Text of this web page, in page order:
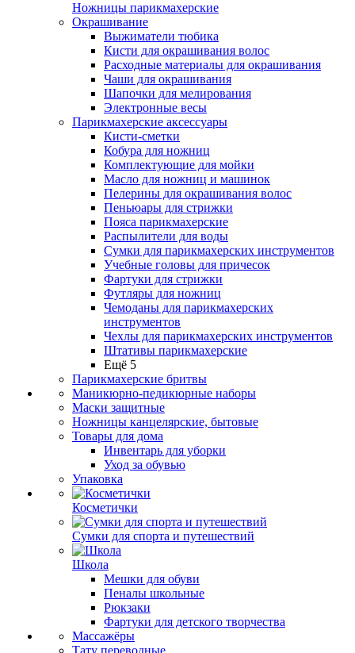
Ножницы парикмахерские
Окрашивание
Выжиматели тюбика
Кисти для окрашивания волос
Расходные материалы для окрашивания
Чаши для окрашивания
Шапочки для мелирования
Электронные весы
Парикмахерские аксессуары
Кисти-сметки
Кобура для ножниц
Комплектующие для мойки
Масло для ножниц и машинок
Пелерины для окрашивания волос
Пеньюары для стрижки
Пояса парикмахерские
Распылители для воды
Сумки для парикмахерских инструментов
Учебные головы для причесок
Фартуки для стрижки
Футляры для ножниц
Чемоданы для парикмахерских
инструментов
Чехлы для парикмахерских инструментов
Штативы парикмахерские
Ещё 5
Парикмахерские бритвы
Маникюрно-педикюрные наборы
Маски защитные
Ножницы канцелярские, бытовые
Товары для дома
Инвентарь для уборки
Уход за обувью
Упаковка
Косметички
Сумки для спорта и путешествий
Школа
Мешки для обуви
Пеналы школьные
Рюкзаки
Фартуки для детского творчества
Массажёры
Тату переводные